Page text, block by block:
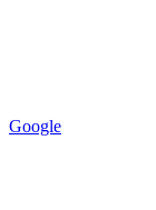
Google